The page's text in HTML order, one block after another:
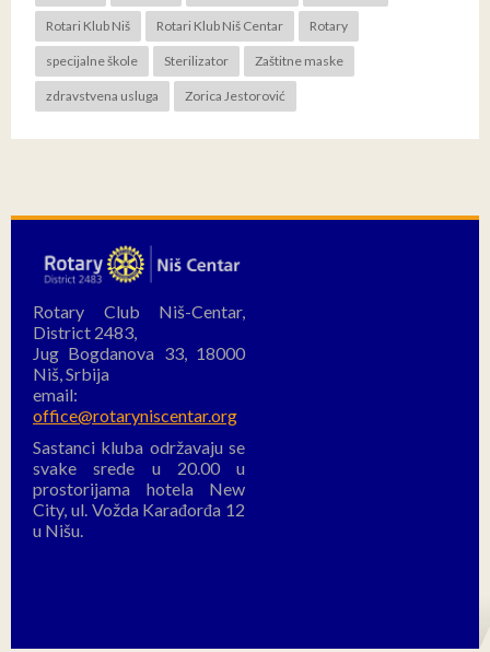
Rotari Klub Niš Rotari Klub Niš Centar Rotary
specijalne škole Sterilizator Zaštitne maske
zdravstvena usluga Zorica Jestorović
Rotary Club Niš-Centar,
District 2483,
Jug Bogdanova 33, 18000
Niš, Srbija
email:
office@rotaryniscentar.org
Sastanci kluba održavaju se
svake srede u 20.00 u
prostorijama hotela New
City, ul. Vožda Karađorđa 12
u Nišu.